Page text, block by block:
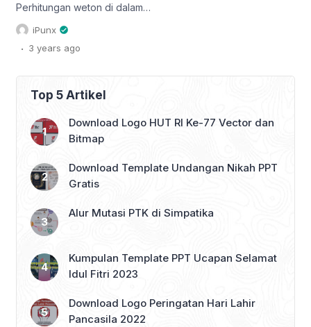
pernikahan, hingga […]
Perhitungan weton di dalam
masyarakat Jawa digunakan untuk
berbagai hal, termasuk diantaranya
adalah perhitungan kecocokan jodoh.
dan bebet masyarakat Jawa juga
memperhitungkan hari dan pasaran
lahir calon pasangan pengantin. Dalam
tradisi Kalender Jawa salah satu hal
yang menarik untuk kita bahas adalah
perhitungan weton jodoh. […]
iPunx
. 3 years ago
Top 5 Artikel
Download Logo HUT RI Ke-77 Vector dan
Bitmap
Download Template Undangan Nikah PPT
Gratis
Alur Mutasi PTK di Simpatika
Kumpulan Template PPT Ucapan Selamat
Idul Fitri 2023
Download Logo Peringatan Hari Lahir
Pancasila 2022